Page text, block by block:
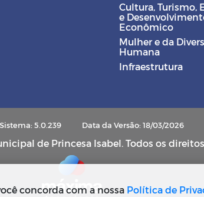
Cultura, Turismo,
e
Econômico
Mulher e da
Humana
Infraestrutura
5.0.239 Data da Versão: 18/03/2026
de Princesa Isabel. Todos os
concorda com a nossa Política de